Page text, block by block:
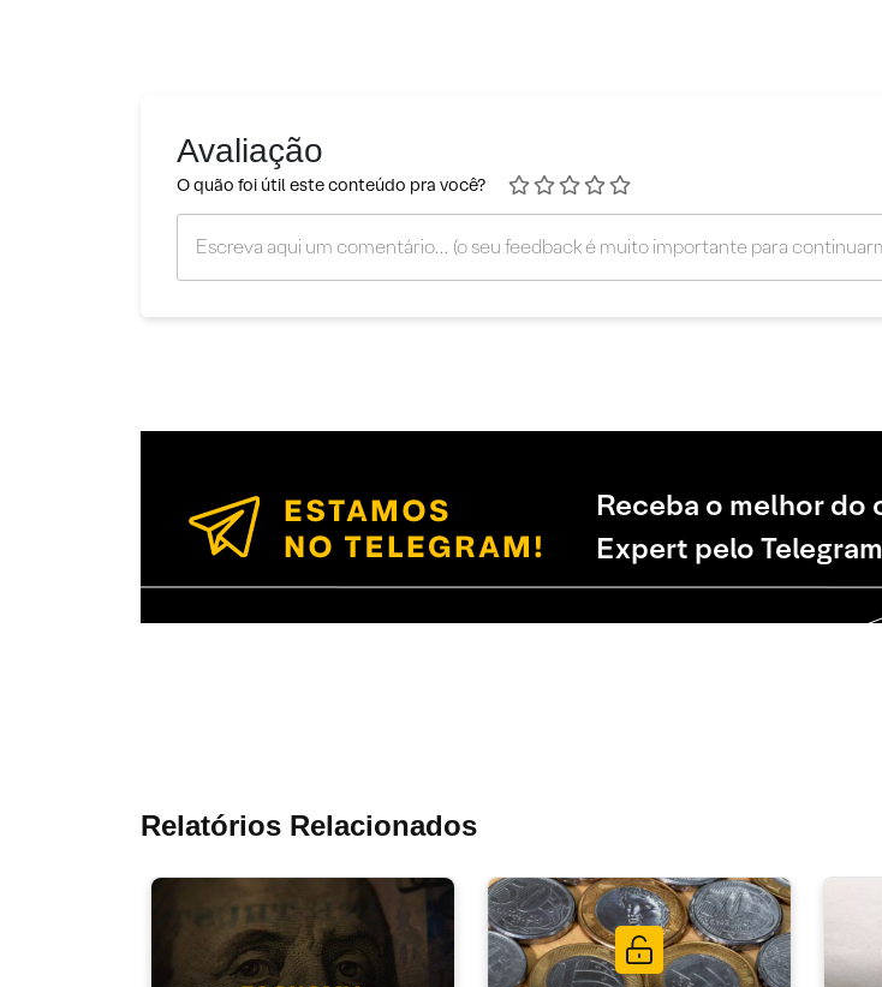
Avaliação
O quão foi útil este conteúdo pra você?
Receba o melhor do
Expert pelo
Relatórios Relacionados